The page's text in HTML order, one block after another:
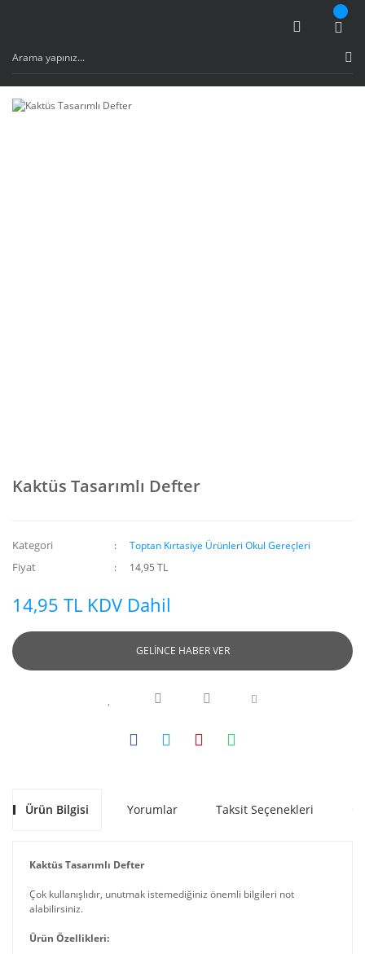
Kaktüs Tasarımlı Defter
Kategori Toptan Kırtasiye Ürünleri Okul Gereçleri
Fiyat 14,95 TL
14,95 TL KDV Dahil
GELİNCE HABER VER
Ürün Bilgisi Yorumlar Taksit Seçenekleri
Kaktüs Tasarımlı Defter
Çok kullanışlıdır, unutmak istemediğiniz önemli bilgileri not
alabilirsiniz.
Ürün Özellikleri: